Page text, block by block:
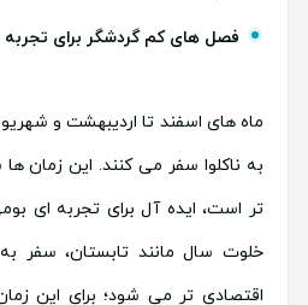
فصل های کم گردشگر برای
ماه های اسفند تا اردیبهشت و
به ناکلوا سفر می کنند. این زمان
تر است، ایده آل برای تجربه ای
خلوت سال مانند تابستان، سفر
اقتصادی تر می شود؛ برای این